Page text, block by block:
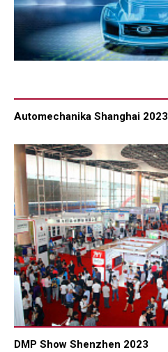
Automechanika Shanghai 2023
DMP Show Shenzhen 2023